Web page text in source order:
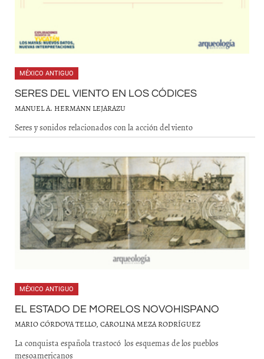
MÉXICO ANTIGUO
SERES DEL VIENTO EN LOS CÓDICES
MANUEL A. HERMANN LEJARAZU
Seres y sonidos relacionados con la acción del viento
MÉXICO ANTIGUO
EL ESTADO DE MORELOS NOVOHISPANO
MARIO CÓRDOVA TELLO, CAROLINA MEZA RODRÍGUEZ
La conquista española trastocó los esquemas de los pueblos
mesoamericanos